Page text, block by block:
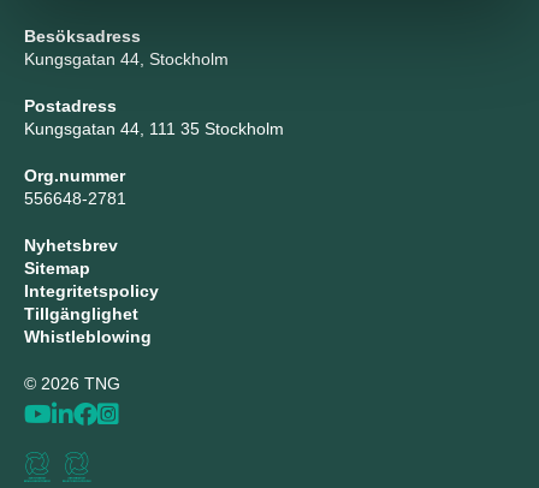
Besöksadress
Kungsgatan 44, Stockholm
Postadress
Kungsgatan 44, 111 35 Stockholm
Org.nummer
556648-2781
Nyhetsbrev
Sitemap
Integritetspolicy
Tillgänglighet
Whistleblowing
© 2026 TNG